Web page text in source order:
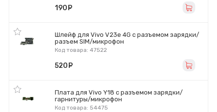
190
Шлейф для Vivo V23e 4G с разъемом зарядки/
разъем SIM/микрофон
Код товара: 47522
520
Плата для Vivo Y18 с разъемом зарядки/
гарнитуры/микрофон
Код товара: 54475